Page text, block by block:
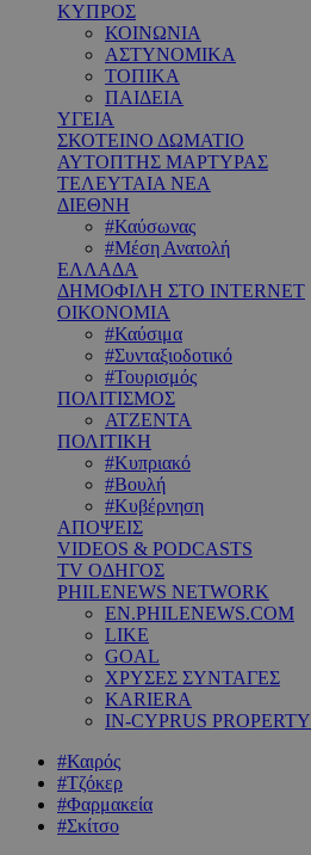
ΚΥΠΡΟΣ
ΚΟΙΝΩΝΙΑ
ΑΣΤΥΝΟΜΙΚΑ
ΤΟΠΙΚΑ
ΠΑΙΔΕΙΑ
ΥΓΕΙΑ
ΣΚΟΤΕΙΝΟ ΔΩΜΑΤΙΟ
ΑΥΤΟΠΤΗΣ ΜΑΡΤΥΡΑΣ
ΤΕΛΕΥΤΑΙΑ ΝΕΑ
ΔΙΕΘΝΗ
#Καύσωνας
#Μέση Ανατολή
ΕΛΛΑΔΑ
ΔΗΜΟΦΙΛΗ ΣΤΟ INTERNET
ΟΙΚΟΝΟΜΙΑ
#Καύσιμα
#Συνταξιοδοτικό
#Τουρισμός
ΠΟΛΙΤΙΣΜΟΣ
ΑΤΖΕΝΤΑ
ΠΟΛΙΤΙΚΗ
#Κυπριακό
#Βουλή
#Κυβέρνηση
ΑΠΟΨΕΙΣ
VIDEOS & PODCASTS
TV ΟΔΗΓΟΣ
PHILENEWS NETWORK
EN.PHILENEWS.COM
LIKE
GOAL
ΧΡΥΣΕΣ ΣΥΝΤΑΓΕΣ
KARIERA
IN-CYPRUS PROPERTY
#Καιρός
#Τζόκερ
#Φαρμακεία
#Σκίτσο